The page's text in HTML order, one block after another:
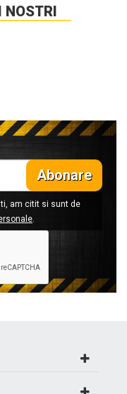
NOSTRI
Abonare
am citit si sunt de
.